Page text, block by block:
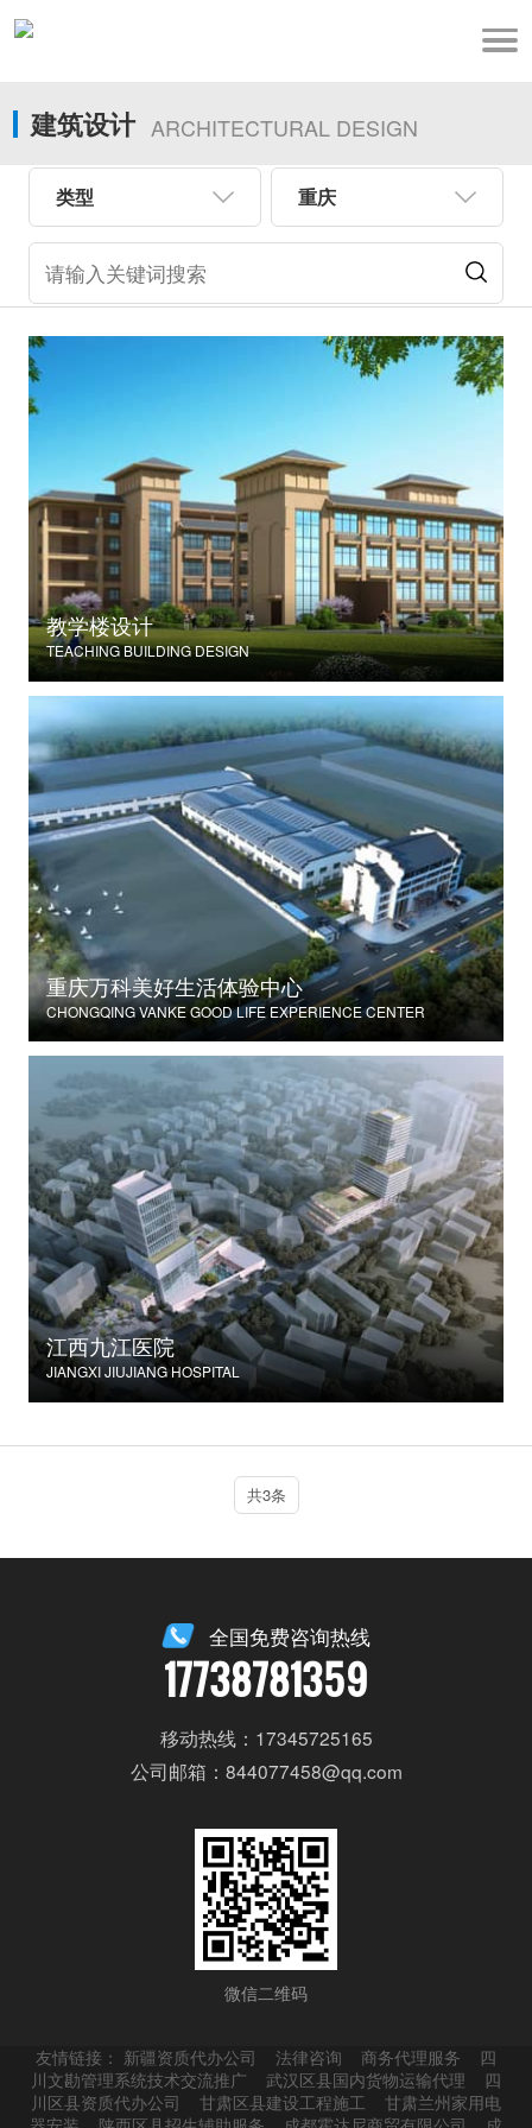
建筑设计 ARCHITECTURAL DESIGN
类型 重庆
教学楼设计
TEACHING BUILDING DESIGN
重庆万科美好生活体验中心
CHONGQING VANKE GOOD LIFE EXPERIENCE CENTER
江西九江医院
JIANGXI JIUJIANG HOSPITAL
共3条
全国免费咨询热线
17738781359
移动热线：17345725165
公司邮箱：844077458@qq.com
微信二维码
友情链接： 新疆资质代办公司 法律咨询 商务代理服务
四
川文勘管理系统技术交流推广
武汉区县国内货物运输代理
四
川区县资质代办公司
甘肃区县建设工程施工
甘肃兰州家用电